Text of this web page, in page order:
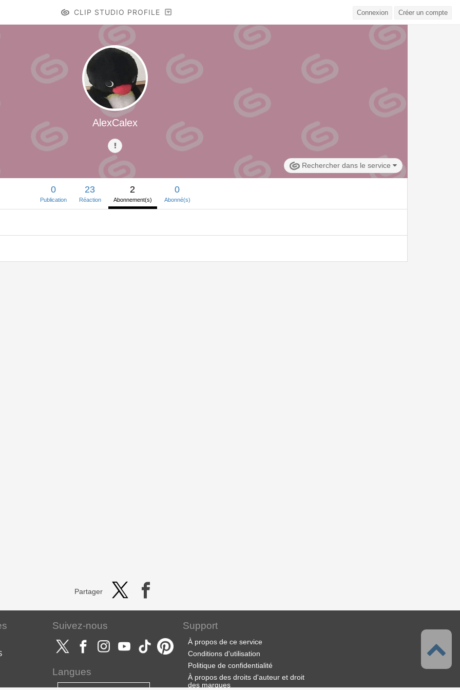
CLIP STUDIO PROFILE Connexion Créer un compte
AlexCalex
Rechercher dans le service
0
Publication
23
Réaction
2
Abonnement(s)
0
Abonné(s)
Partager
Suivez-nous
Langues
Support
À propos de ce service
Conditions d'utilisation
Politique de confidentialité
À propos des droits d'auteur et droit
des marques